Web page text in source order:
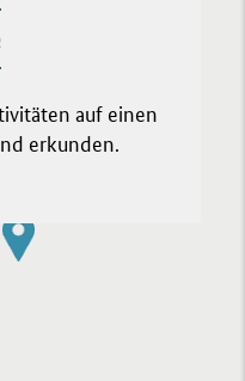
auf einen
erkunden.